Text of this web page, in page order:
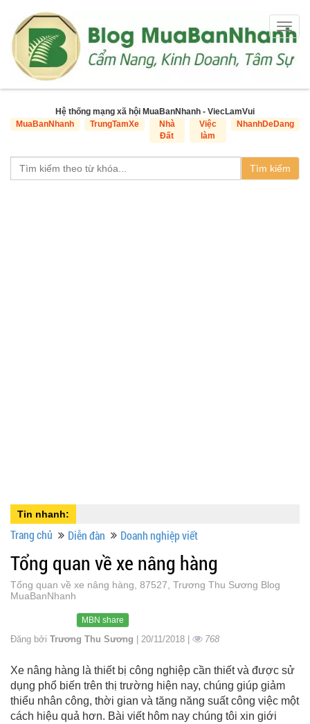
Hệ thống mạng xã hội MuaBanNhanh - ViecLamVui
MuaBanNhanh
TrungTamXe
Nhà
Đất
Việc
làm
NhanhDeDang
Tìm kiếm
Tin nhanh:
Trang chủ Diễn đàn Doanh nghiệp viết
Tổng quan về xe nâng hàng
Tổng quan về xe nâng hàng, 87527, Trương Thu Sương Blog
MuaBanNhanh
MBN share
Đăng bởi Trương Thu Sương | 20/11/2018 | 768
Xe nâng hàng là thiết bị công nghiệp cần thiết và được sử
dụng phổ biến trên thị trường hiện nay, chúng giúp giảm
thiểu nhân công, thời gian và tăng năng suất công việc một
cách hiệu quả hơn. Bài viết hôm nay chúng tôi xin giới